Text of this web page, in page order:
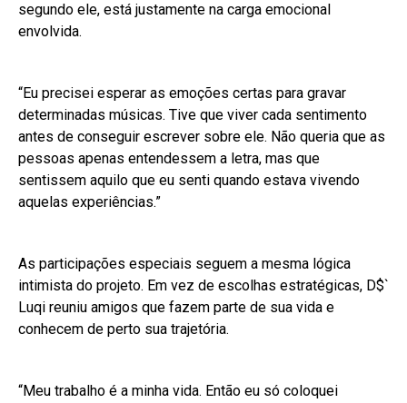
segundo ele, está justamente na carga emocional
envolvida.
“Eu precisei esperar as emoções certas para gravar
determinadas músicas. Tive que viver cada sentimento
antes de conseguir escrever sobre ele. Não queria que as
pessoas apenas entendessem a letra, mas que
sentissem aquilo que eu senti quando estava vivendo
aquelas experiências.”
As participações especiais seguem a mesma lógica
intimista do projeto. Em vez de escolhas estratégicas, D$`
Luqi reuniu amigos que fazem parte de sua vida e
conhecem de perto sua trajetória.
“Meu trabalho é a minha vida. Então eu só coloquei